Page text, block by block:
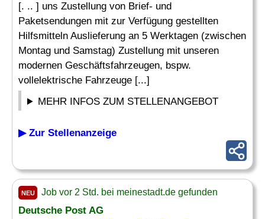
[. .. ] uns Zustellung von Brief- und
Paketsendungen mit zur Verfügung gestellten
Hilfsmitteln Auslieferung an 5 Werktagen (zwischen
Montag und Samstag) Zustellung mit unseren
modernen Geschäftsfahrzeugen, bspw.
vollelektrische Fahrzeuge [...]
MEHR INFOS ZUM STELLENANGEBOT
▶ Zur Stellenanzeige
NEU Job vor 2 Std. bei meinestadt.de gefunden
Deutsche Post AG